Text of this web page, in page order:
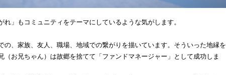
」もコミュニティをテーマにしているような気がします。
の、家族、友人、職場、地域での繋がりを描いています。そういった地縁を
（お兄ちゃん）は故郷を捨てて「ファンドマネージャー」として成功しま